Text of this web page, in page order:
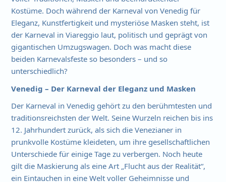
Kostüme. Doch während der Karneval von Venedig für
Eleganz, Kunstfertigkeit und mysteriöse Masken steht, ist
der Karneval in Viareggio laut, politisch und geprägt von
gigantischen Umzugswagen. Doch was macht diese
beiden Karnevalsfeste so besonders – und so
unterschiedlich?
Venedig – Der Karneval der Eleganz und Masken
Der Karneval in Venedig gehört zu den berühmtesten und
traditionsreichsten der Welt. Seine Wurzeln reichen bis ins
12. Jahrhundert zurück, als sich die Venezianer in
prunkvolle Kostüme kleideten, um ihre gesellschaftlichen
Unterschiede für einige Tage zu verbergen. Noch heute
gilt die Maskierung als eine Art „Flucht aus der Realität“,
ein Eintauchen in eine Welt voller Geheimnisse und